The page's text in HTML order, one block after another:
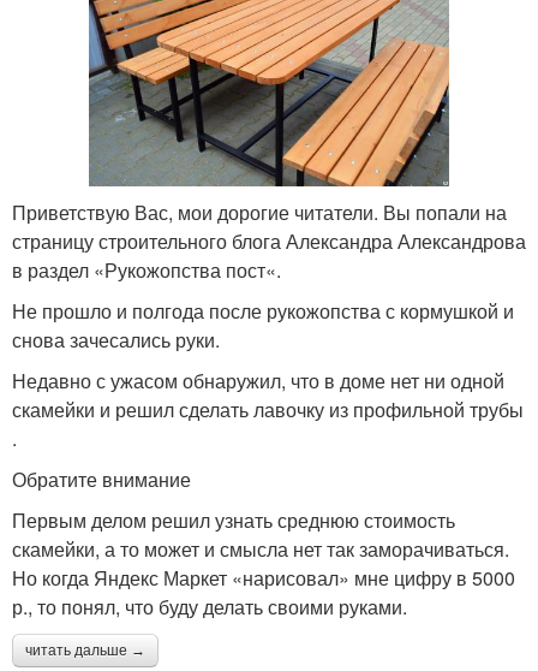
Приветствую Вас, мои дорогие читатели. Вы попали на
страницу строительного блога Александра Александрова
в раздел «Рукожопства пост«.
Не прошло и полгода после рукожопства с кормушкой и
снова зачесались руки.
Недавно с ужасом обнаружил, что в доме нет ни одной
скамейки и решил сделать лавочку из профильной трубы
.
Обратите внимание
Первым делом решил узнать среднюю стоимость
скамейки, а то может и смысла нет так заморачиваться.
Но когда Яндекс Маркет «нарисовал» мне цифру в 5000
р., то понял, что буду делать своими руками.
читать дальше →